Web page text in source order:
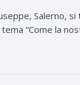
Salerno,
“Come la